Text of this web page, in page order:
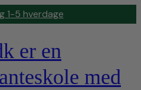
1-5 hverdage
er en
med